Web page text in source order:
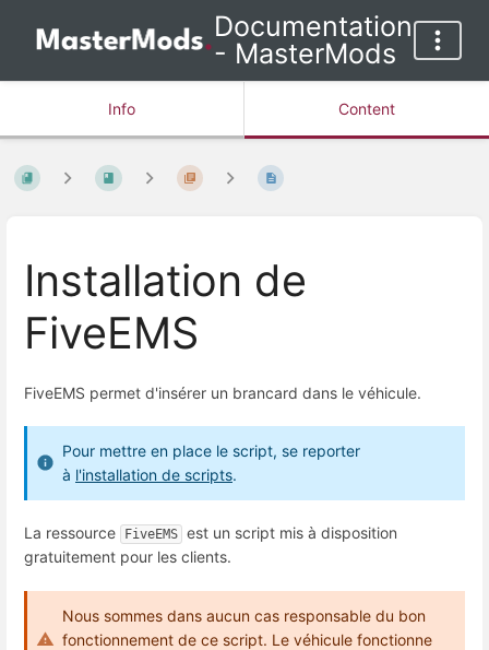
Documentation
- MasterMods
Info Content
Installation de
FiveEMS
FiveEMS permet d'insérer un brancard dans le véhicule.
Pour mettre en place le script, se reporter
à l'installation de scripts.
La ressource FiveEMS est un script mis à disposition
gratuitement pour les clients.
Nous sommes dans aucun cas responsable du bon
fonctionnement de ce script. Le véhicule fonctionne